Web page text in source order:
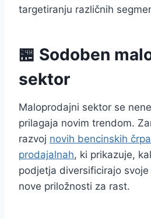
targetiranju različnih
🏪 Sodoben
sektor
Maloprodajni sektor se
prilagaja novim trendom.
razvoj novih bencinskih
prodajalnah, ki prikazuje,
podjetja diversificirajo
nove priložnosti za rast.